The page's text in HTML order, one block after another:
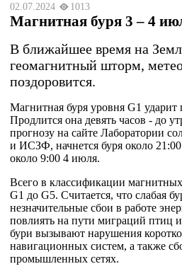
02.07.2024 1013
Магнитная буря 3 – 4
В ближайшее время на
геомагнитный шторм,
поздоровится.
Магнитная буря уровня G1
Продлится она девять часов - до
прогнозу на сайте Лаборатории
и ИСЗФ, начнется буря около
около 9:00 4 июля.
Всего в классификации
G1 до G5. Считается, что слабая
незначительные сбои в работе
повлиять на пути миграций птиц
бури вызывают нарушения
навигационных систем, а также
промышленных сетях.